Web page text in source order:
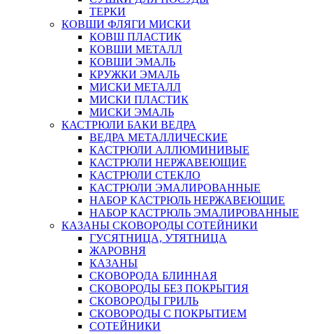
ТЕРКИ
КОВШИ ФЛЯГИ МИСКИ
КОВШ ПЛАСТИК
КОВШИ МЕТАЛЛ
КОВШИ ЭМАЛЬ
КРУЖКИ ЭМАЛЬ
МИСКИ МЕТАЛЛ
МИСКИ ПЛАСТИК
МИСКИ ЭМАЛЬ
КАСТРЮЛИ БАКИ ВЕДРА
ВЕДРА МЕТАЛЛИЧЕСКИЕ
КАСТРЮЛИ АЛЛЮМИНИВЫЕ
КАСТРЮЛИ НЕРЖАВЕЮЩИЕ
КАСТРЮЛИ СТЕКЛО
КАСТРЮЛИ ЭМАЛИРОВАННЫЕ
НАБОР КАСТРЮЛЬ НЕРЖАВЕЮЩИЕ
НАБОР КАСТРЮЛЬ ЭМАЛИРОВАННЫЕ
КАЗАНЫ СКОВОРОДЫ СОТЕЙНИКИ
ГУСЯТНИЦА, УТЯТНИЦА
ЖАРОВНЯ
КАЗАНЫ
СКОВОРОДА БЛИННАЯ
СКОВОРОДЫ БЕЗ ПОКРЫТИЯ
СКОВОРОДЫ ГРИЛЬ
СКОВОРОДЫ С ПОКРЫТИЕМ
СОТЕЙНИКИ